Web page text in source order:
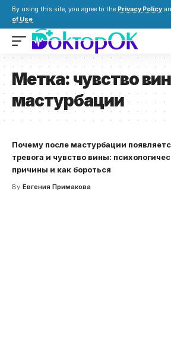
By using this site, you agree to the Privacy Policy
of Use.
Метка: чувство
мастурбации
Почему после мастурбации
тревога и чувство вины:
причины и как бороться
By Евгения Примакова